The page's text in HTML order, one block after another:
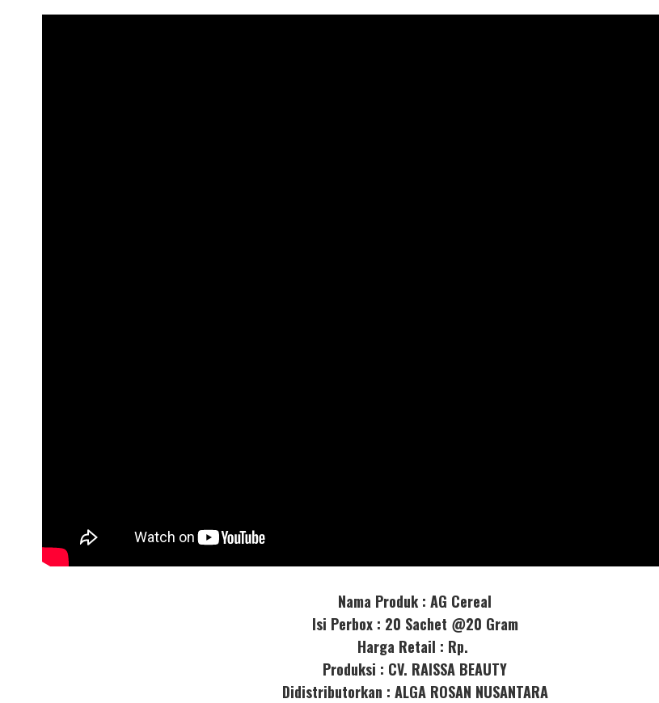
Nama Produk : AG Cereal
Isi Perbox : 20 Sachet @20 Gram
Harga Retail : Rp.
Produksi : CV. RAISSA BEAUTY
Didistributorkan : ALGA ROSAN NUSANTARA